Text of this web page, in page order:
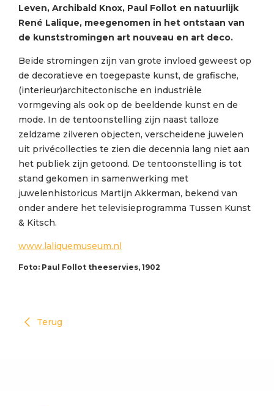
Leven, Archibald Knox, Paul Follot en natuurlijk
René Lalique, meegenomen in het ontstaan van
de kunststromingen art nouveau en art deco.
Beide stromingen zijn van grote invloed geweest op
de decoratieve en toegepaste kunst, de grafische,
(interieur)architectonische en industriële
vormgeving als ook op de beeldende kunst en de
mode. In de tentoonstelling zijn naast talloze
zeldzame zilveren objecten, verscheidene juwelen
uit privécollecties te zien die decennia lang niet aan
het publiek zijn getoond. De tentoonstelling is tot
stand gekomen in samenwerking met
juwelenhistoricus Martijn Akkerman, bekend van
onder andere het televisieprogramma Tussen Kunst
& Kitsch.
www.laliquemuseum.nl
Foto: Paul Follot theeservies, 1902
Terug